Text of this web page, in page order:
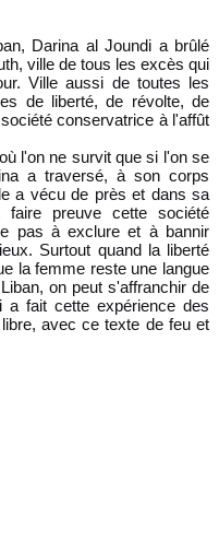
Darina al Joundi a brûlé
ville de tous les excès qui
Ville aussi de toutes les
de liberté, de révolte, de
conservatrice à l'affût
l'on ne survit que si l'on se
a traversé, à son corps
a vécu de près et dans sa
faire preuve cette société
pas à exclure et à bannir
Surtout quand la liberté
la femme reste une langue
on peut s'affranchir de
a fait cette expérience des
avec ce texte de feu et